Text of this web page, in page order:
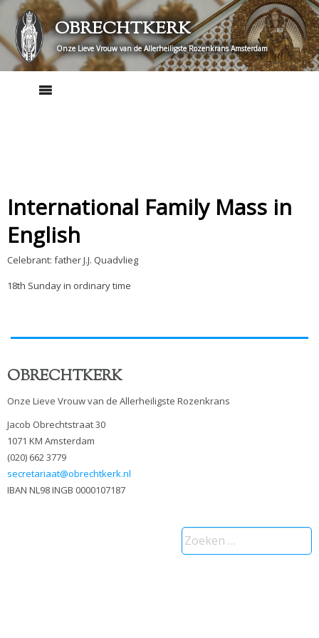
Skip
content
OBRECHTKERK
Onze Lieve Vrouw van de Allerheiligste Rozenkrans Amsterdam
International Family Mass in
English
Celebrant: father J.J. Quadvlieg
18th Sunday in ordinary time
OBRECHTKERK
Onze Lieve Vrouw van de Allerheiligste Rozenkrans
Jacob Obrechtstraat 30
1071 KM Amsterdam
(020) 662 3779
secretariaat@obrechtkerk.nl
IBAN NL98 INGB 0000107187
Zoeken
naar: